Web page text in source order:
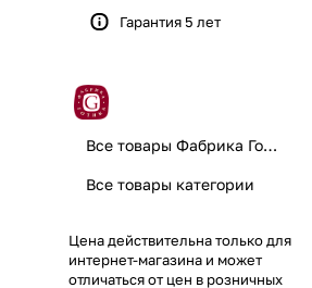
Гарантия 5 лет
Все товары Фабрика Готика
Все товары категории
Цена действительна только для
интернет-магазина и может
отличаться от цен в розничных